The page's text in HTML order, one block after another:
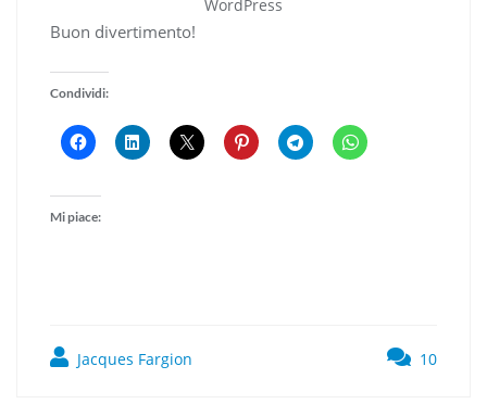
WordPress
Buon divertimento!
Condividi:
Mi piace:
Jacques Fargion 10